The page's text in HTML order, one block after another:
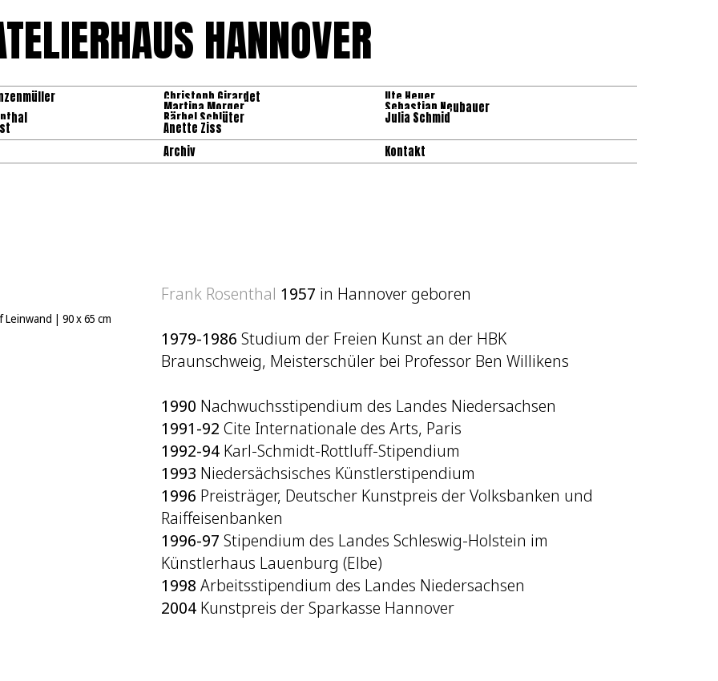
HANNOVER
Christoph Girardet Ute Heuer
Martina Morger Sebastian Neubauer
Bärbel Schlüter Julia Schmid
Anette Ziss
Archiv Kontakt
Leinwand | 90 x 65 cm
Frank Rosenthal 1957 in Hannover geboren
1979-1986 Studium der Freien Kunst an der HBK
Braunschweig, Meisterschüler bei Professor Ben Willikens
1990 Nachwuchsstipendium des Landes Niedersachsen
1991-92 Cite Internationale des Arts, Paris
1992-94 Karl-Schmidt-Rottluff-Stipendium
1993 Niedersächsisches Künstlerstipendium
1996 Preisträger, Deutscher Kunstpreis der Volksbanken und
Raiffeisenbanken
1996-97 Stipendium des Landes Schleswig-Holstein im
Künstlerhaus Lauenburg (Elbe)
1998 Arbeitsstipendium des Landes Niedersachsen
2004 Kunstpreis der Sparkasse Hannover